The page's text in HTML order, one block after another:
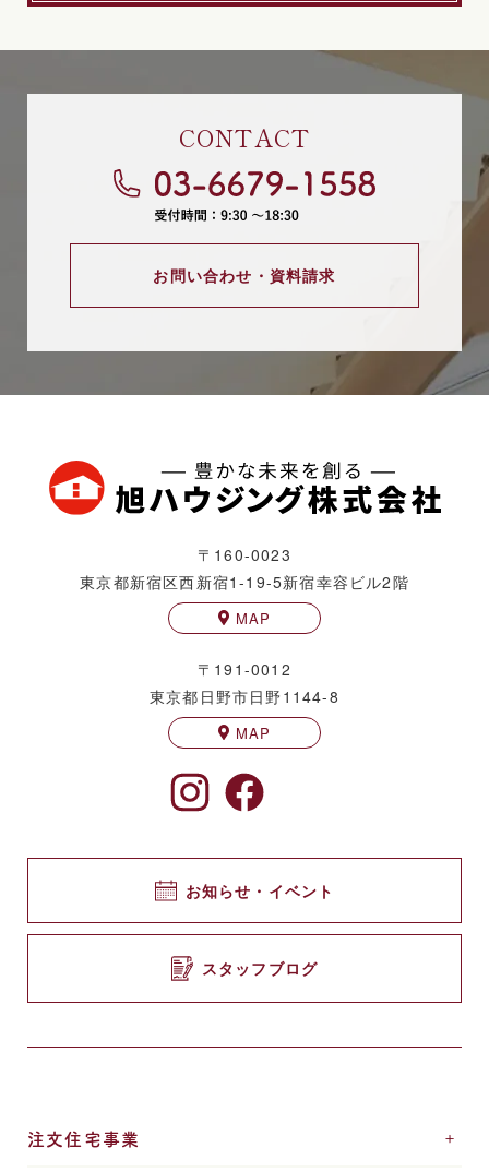
CONTACT
お問い合わせ・資料請求
〒160-0023
東京都新宿区西新宿1-19-5新宿幸容ビル2階
MAP
〒191-0012
東京都日野市日野1144-8
MAP
お知らせ・イベント
スタッフブログ
注文住宅事業